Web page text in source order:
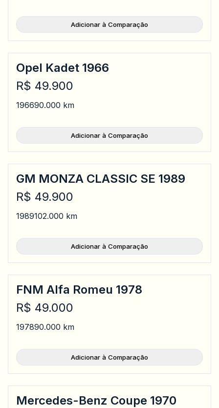
Adicionar à Comparação
Opel Kadet 1966
R$ 49.900
196690.000 km
Adicionar à Comparação
GM MONZA CLASSIC SE 1989
R$ 49.900
1989102.000 km
Adicionar à Comparação
FNM Alfa Romeu 1978
R$ 49.000
197890.000 km
Adicionar à Comparação
Mercedes-Benz Coupe 1970